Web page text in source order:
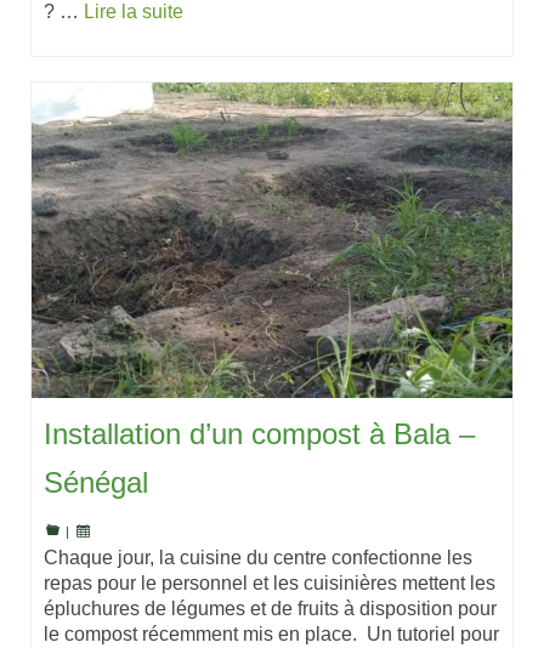
? … Lire la suite
Installation d’un compost à Bala –
Sénégal
|
Chaque jour, la cuisine du centre confectionne les
repas pour le personnel et les cuisinières mettent les
épluchures de légumes et de fruits à disposition pour
le compost récemment mis en place. Un tutoriel pour